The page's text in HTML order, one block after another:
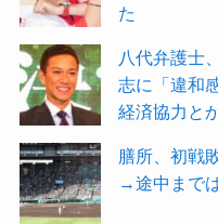
た
八代弁護士
志に「違和
経済協力と
膳所、初戦
→途中まで